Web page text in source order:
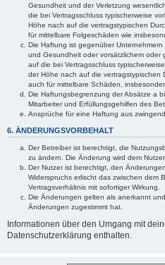
Gesundheit und der Verletzung
die bei Vertragsschluss typischerweise
Höhe nach auf die vertragstypischen
für mittelbare Folgeschäden wie
Die Haftung ist gegenüber
und Gesundheit oder vorsätzlichem oder
auf die bei Vertragsschluss
der Höhe nach auf die vertragstypischen
auch für mittelbare Schäden,
Die Haftungsbegrenzung der Absätze a
Mitarbeiter und Erfüllungsgehilfen des
Ansprüche für eine Haftung aus
6. ÄNDERUNGSVORBEHALT
Der Betreiber ist berechtigt, die
zu ändern. Die Änderung wird dem
Der Nutzer ist berechtigt, den
Widerspruchs erlischt das zwischen dem
Vertragsverhältnis mit sofortiger Wirkung.
Die Änderungen gelten als anerkannt
Änderungen zugestimmt hat.
Informationen über den Umgang mit
Datenschutzerklärung enthalten.